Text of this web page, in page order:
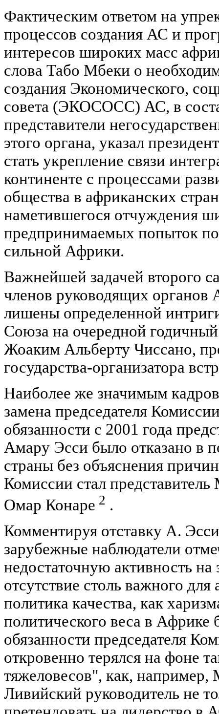
Фактическим ответом на
процессов создания АС и
интересов широких масс
слова Табо Мбеки о
создания Экономического,
совета (ЭКОСОСС) АС, в
представители
этого органа, указал
стать укрепление связи
континенте с процессами
общества в африканских
наметившегося отчуждения
предпринимаемых попыток
сильной Африки.
Важнейшей задачей второго
членов руководящих органов
лишены определенной
Союза на очередной
Жоаким Альберту Чиссано,
государства-организатора
Наиболее же значимым
замена председателя
обязанности с 2001 года
Амару Эсси было отказано в
страны без объяснения
Комиссии стал
Омар Конаре 2 .
Комментируя отставку А.
зарубежные наблюдатели
недостаточную активность на
отсутствие столь важного
политика качества, как
политического веса в
обязанности председателя
откровенно терялся на фоне
тяжеловесов", как,
Ливийский руководитель не